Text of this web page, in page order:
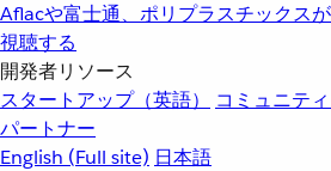
Aflacや富士通、ポリプラスチックス
視聴する
開発者リソース
スタートアップ（英語）
コミュニティ
パートナー
English (Full site) 日本語